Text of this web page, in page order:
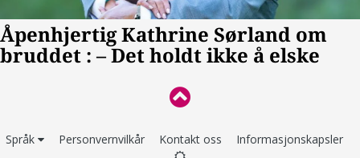
Språk Personvernvilkår Kontakt oss Informasjonskapsler